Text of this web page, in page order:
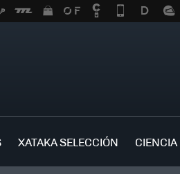
XATAKA SELECCIÓN CIENCIA